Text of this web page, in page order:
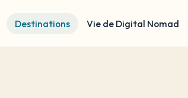
Destinations Vie de Digital Nomad